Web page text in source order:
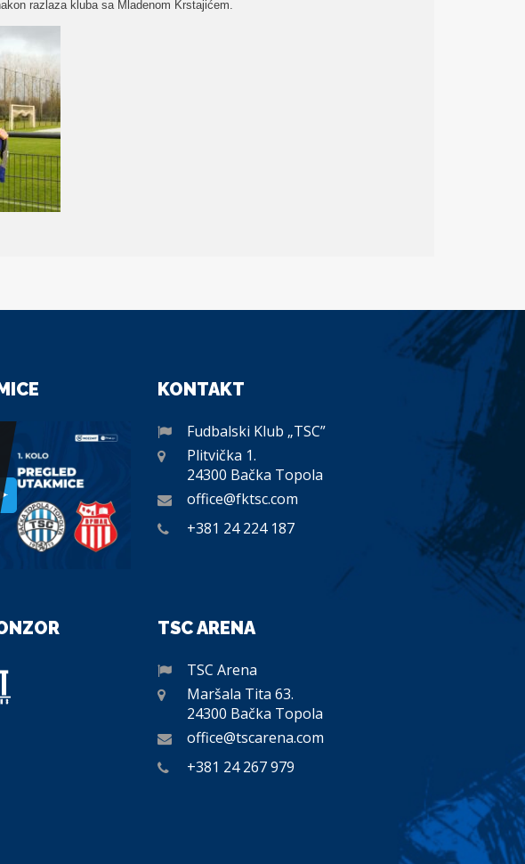
razlaza kluba sa Mladenom Krstajićem.
KONTAKT
Fudbalski Klub „TSC”
Plitvička 1.
24300 Bačka Topola
office@fktsc.com
+381 24 224 187
TSC ARENA
TSC Arena
Maršala Tita 63.
24300 Bačka Topola
office@tscarena.com
+381 24 267 979